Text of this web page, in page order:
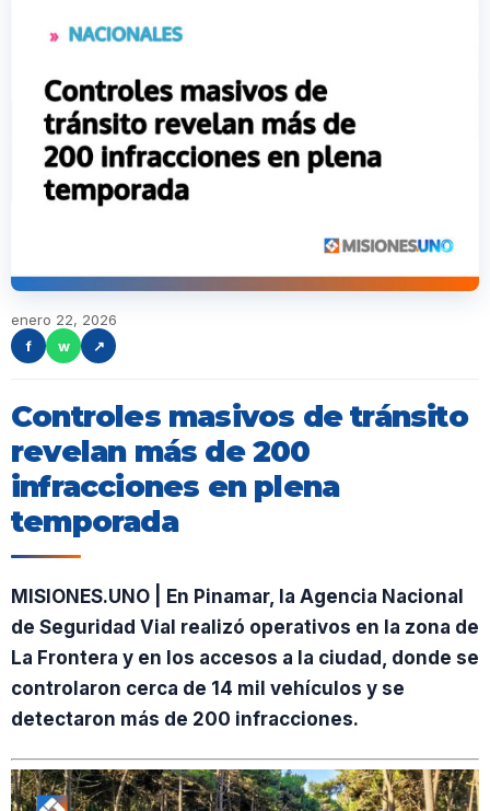
enero 22, 2026
f
w ↗
Controles masivos de tránsito
revelan más de 200
infracciones en plena
temporada
MISIONES.UNO | En Pinamar, la Agencia Nacional
de Seguridad Vial realizó operativos en la zona de
La Frontera y en los accesos a la ciudad, donde se
controlaron cerca de 14 mil vehículos y se
detectaron más de 200 infracciones.